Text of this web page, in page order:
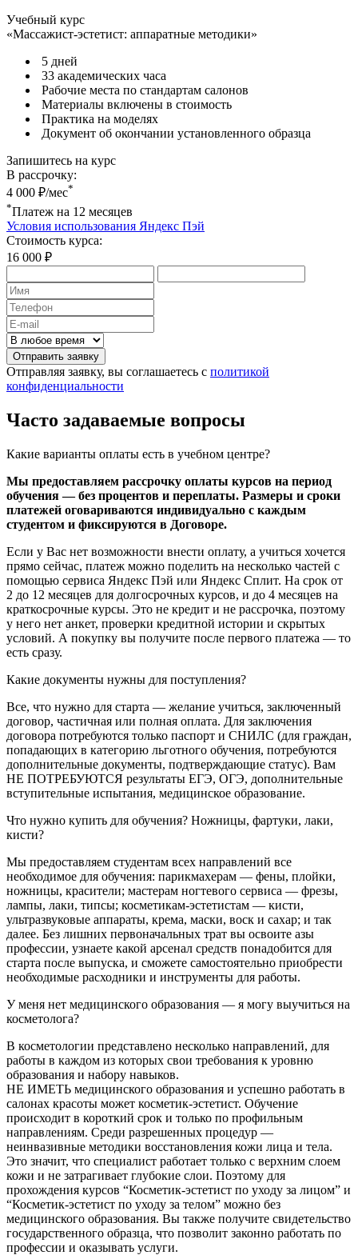
Учебный курс
«Массажист-эстетист: аппаратные методики»
5 дней
33 академических часа
Рабочие места по стандартам салонов
Материалы включены в стоимость
Практика на моделях
Документ об окончании установленного образца
Запишитесь на курс
В рассрочку:
4 000 ₽/мес*
*Платеж на 12 месяцев
Условия использования Яндекс Пэй
Стоимость курса:
16 000 ₽
Отправить заявку
Отправляя заявку, вы соглашаетесь с политикой
конфиденциальности
Часто задаваемые вопросы
Какие варианты оплаты есть в учебном центре?
Мы предоставляем рассрочку оплаты курсов на период
обучения — без процентов и переплаты. Размеры и сроки
платежей оговариваются индивидуально с каждым
студентом и фиксируются в Договоре.
Если у Вас нет возможности внести оплату, а учиться хочется
прямо сейчас, платеж можно поделить на несколько частей с
помощью сервиса Яндекс Пэй или Яндекс Сплит. На срок от
2 до 12 месяцев для долгосрочных курсов, и до 4 месяцев на
краткосрочные курсы. Это не кредит и не рассрочка, поэтому
у него нет анкет, проверки кредитной истории и скрытых
условий. А покупку вы получите после первого платежа — то
есть сразу.
Какие документы нужны для поступления?
Все, что нужно для старта — желание учиться, заключенный
договор, частичная или полная оплата. Для заключения
договора потребуются только паспорт и СНИЛС (для граждан,
попадающих в категорию льготного обучения, потребуются
дополнительные документы, подтверждающие статус). Вам
НЕ ПОТРЕБУЮТСЯ результаты ЕГЭ, ОГЭ, дополнительные
вступительные испытания, медицинское образование.
Что нужно купить для обучения? Ножницы, фартуки, лаки,
кисти?
Мы предоставляем студентам всех направлений все
необходимое для обучения: парикмахерам — фены, плойки,
ножницы, красители; мастерам ногтевого сервиса — фрезы,
лампы, лаки, типсы; косметикам-эстетистам — кисти,
ультразвуковые аппараты, крема, маски, воск и сахар; и так
далее. Без лишних первоначальных трат вы освоите азы
профессии, узнаете какой арсенал средств понадобится для
старта после выпуска, и сможете самостоятельно приобрести
необходимые расходники и инструменты для работы.
У меня нет медицинского образования — я могу выучиться на
косметолога?
В косметологии представлено несколько направлений, для
работы в каждом из которых свои требования к уровню
образования и набору навыков.
НЕ ИМЕТЬ медицинского образования и успешно работать в
салонах красоты может косметик-эстетист. Обучение
происходит в короткий срок и только по профильным
направлениям. Среди разрешенных процедур —
неинвазивные методики восстановления кожи лица и тела.
Это значит, что специалист работает только с верхним слоем
кожи и не затрагивает глубокие слои. Поэтому для
прохождения курсов “Косметик-эстетист по уходу за лицом” и
“Косметик-эстетист по уходу за телом” можно без
медицинского образования. Вы также получите свидетельство
государственного образца, что позволит законно работать по
профессии и оказывать услуги.